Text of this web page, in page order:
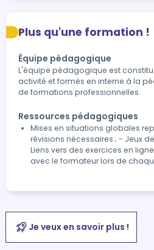
Plus qu'une formation !
Équipe pédagogique
L'équipe pédagogique est
activité et formés en interne à la
de formations professionnelles.
Ressources pédagogiques
Mises en situations globales
révisions nécessaires ; - Jeux
Liens vers des exercices en
avec le formateur lors de
Je veux en savoir plus !